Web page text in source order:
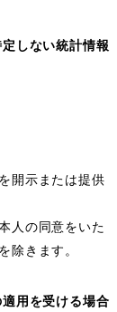
しない統計情報
開示または提供
人の同意をいた
除きます。
用を受ける場合